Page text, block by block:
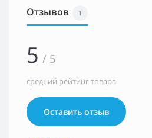
Отзывов 1
5 / 5
средний рейтинг товара
Оставить отзыв